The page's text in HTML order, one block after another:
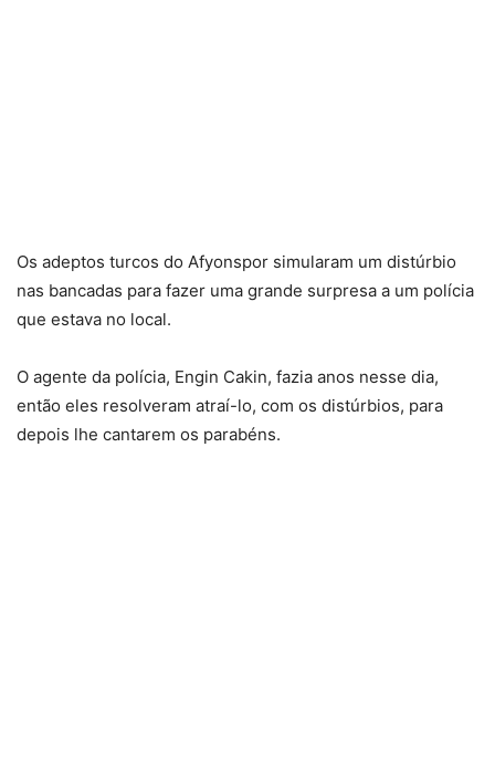
Os adeptos turcos do Afyonspor simularam um distúrbio
nas bancadas para fazer uma grande surpresa a um polícia
que estava no local.
O agente da polícia, Engin Cakin, fazia anos nesse dia,
então eles resolveram atraí-lo, com os distúrbios, para
depois lhe cantarem os parabéns.